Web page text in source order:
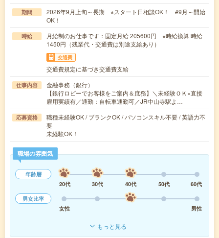
期間
2026年9月上旬～長期 ※スタート日相談OK！ #9月～開始
OK！
時給
月給制のお仕事です：固定月給 205600円 ※時給換算 時給
1450円（残業代・交通費は別途支給あり）
交通費
交通費規定に基づき交通費支給
仕事内容
金融事務（銀行）
【銀行ロビーでお客様をご案内＆庶務】＼未経験ＯＫ×直接
雇用実績有／通勤：自転車通勤可／JR中山寺駅よ…
応募資格
職種未経験OK / ブランクOK / パソコンスキル不要 / 英語力不
要
未経験OK！
職場の雰囲気
年齢層
20代
30代 40代 50代
60代
男女比率
女性
男性
もっと見る